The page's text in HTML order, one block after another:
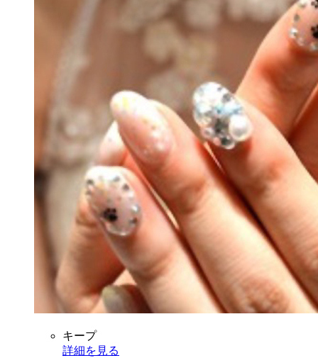
キープ
詳細を見る